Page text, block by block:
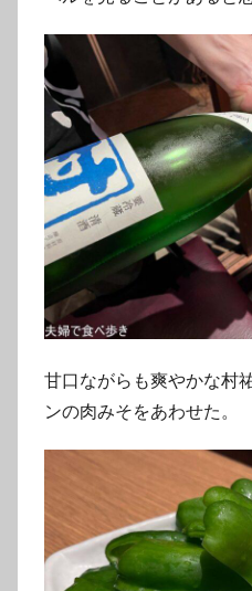
甘口ながらも爽やかな村
ンの肉みそをあわせた。